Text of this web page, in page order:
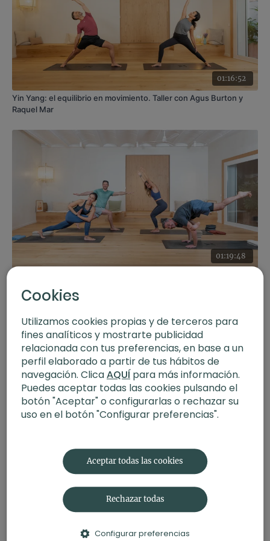
01:16:52
Yin Yang: el equilibrio en movimiento. Taller con Agus Burton y
Raquel Mar
01:19:48
Cookies
Utilizamos cookies propias y de terceros para
fines analíticos y mostrarte publicidad
relacionada con tus preferencias, en base a un
perfil elaborado a partir de tus hábitos de
navegación. ClicaAQUÍpara más información.
Puedes aceptar todas las cookies pulsando el
botón "Aceptar" o configurarlas o rechazar su
uso en el botón "Configurar preferencias".
Aceptar todas las cookies
Rechazar todas
Configurar preferencias